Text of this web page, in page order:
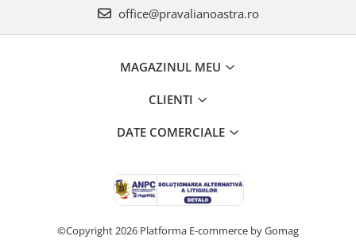
office@pravalianoastra.ro
MAGAZINUL MEU
CLIENTI
DATE COMERCIALE
©Copyright 2026 Platforma E-commerce by Gomag